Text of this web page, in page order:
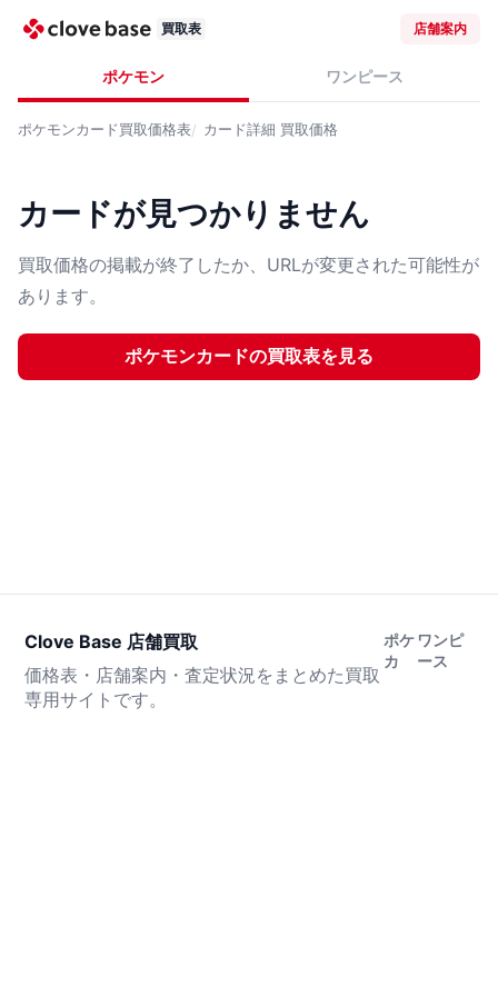
買取表 店舗案内
ポケモン ワンピース
ポケモンカード買取価格表 カード詳細 買取価格
カードが見つかりません
買取価格の掲載が終了したか、URLが変更された可能性が
あります。
ポケモンカードの買取表を見る
Clove Base 店舗買取
価格表・店舗案内・査定状況をまとめた買取
専用サイトです。
ポケ
カ
ワンピ
ース